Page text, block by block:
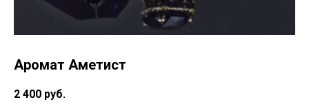
Аромат Аметист
2 400 руб.